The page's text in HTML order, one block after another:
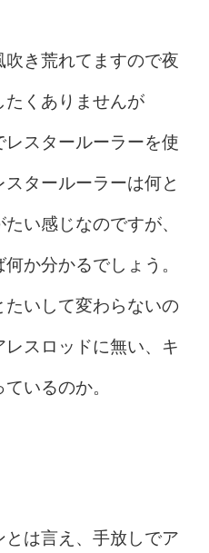
き荒れてますので夜
たくありませんが
スタールーラーを使
タールーラーは何と
い感じなのですが、
か分かるでしょう。
いして変わらないの
スロッドに無い、キ
いるのか。
は言え、手放しでア